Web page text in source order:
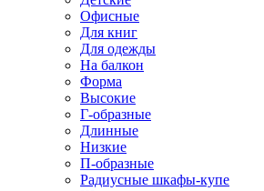
Офисные
Для книг
Для одежды
На балкон
Форма
Высокие
Г-образные
Длинные
Низкие
П-образные
Радиусные шкафы-купе